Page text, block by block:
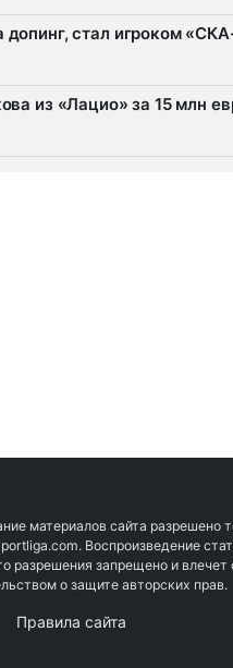
стал игроком
из «Лацио» за 15 млн
материалов сайта разрешено
Воспроизведение
разрешения запрещено и
о защите авторских прав.
Правила сайта